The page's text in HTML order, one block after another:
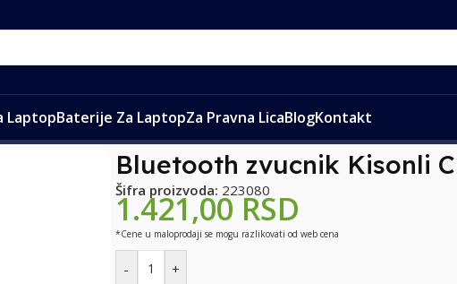
LaptopBaterije Za LaptopZa Pravna LicaBlogKontakt
C100 crni
Bluetooth zvucnik Kisonli
Šifra proizvoda: 223080
1.421,00RSD
*Cene u maloprodaji se mogu razlikovati od web cena
- +